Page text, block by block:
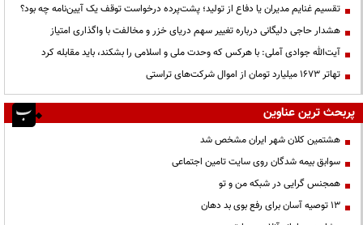
تقسیم غنایم مدیران یا دفاع از تولید؛ پشت‌پرده درخواست توقف یک آیین‌نامه چه بود؟
هشدار حاجی دلیگانی درباره تغییر سهم دریای خزر و مخالفت با واگذاری امتیاز
آیت‌الله جوادی آملی: با هرکس که وحدت ملی و اسلامی را بشکند، باید مقابله کرد
تهاتر ۱۶۷۳ میلیارد تومان از اموال شرکت‌های تراستی
پربحث ترین عناوین
هشتمین کلان شهر ایران مشخص شد
سوابق بیمه شدگان روی سایت تامین اجتماعی
همجنس گرایی در شبکه من و تو
13 توصیه آسان برای رفع بوی بد دهان